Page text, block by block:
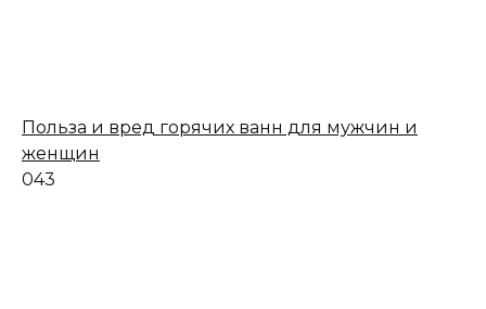
Польза и вред горячих ванн для мужчин и
женщин
043